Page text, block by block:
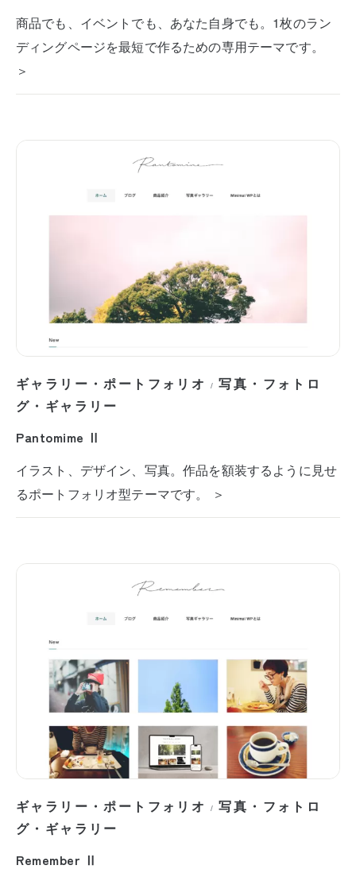
商品でも、イベントでも、あなた自身でも。1枚のラン
ディングページを最短で作るための専用テーマです。
＞
ギャラリー・ポートフォリオ /写真・フォトロ
グ・ギャラリー
Pantomime Ⅱ
イラスト、デザイン、写真。作品を額装するように見せ
るポートフォリオ型テーマです。 ＞
ギャラリー・ポートフォリオ /写真・フォトロ
グ・ギャラリー
Remember Ⅱ